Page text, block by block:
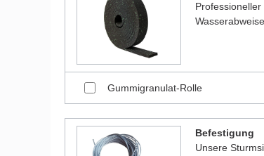
Gummigranulat-Rolle
Befestigung
Unsere